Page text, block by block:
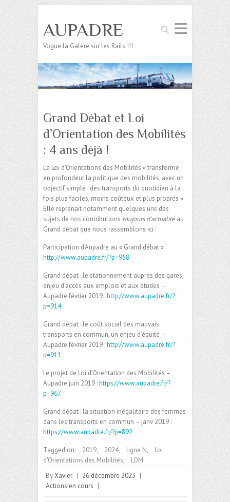
Search
AUPADRE
Vogue la Galère sur les Rails !!!
Grand Débat et Loi
d’Orientation des Mobilités
: 4 ans déjà !
La Loi d’Orientations des Mobilités « transforme
en profondeur la politique des mobilités, avec un
objectif simple : des transports du quotidien à la
fois plus faciles, moins coûteux et plus propres ».
Elle reprenait notamment quelques uns des
sujets de nos contributions toujours d’actualité au
Grand débat que nous rassemblons ici :
Participation d’Aupadre au « Grand débat » :
http://www.aupadre.fr/?p=958
Grand débat : le stationnement auprès des gares,
enjeu d’accès aux emplois et aux études –
Aupadre février 2019 :http://www.aupadre.fr/?
p=914
Grand débat : le coût social des mauvais
transports en commun, un enjeu d’équité –
Aupadre février 2019 :http://www.aupadre.fr/?
p=911
Le projet de Loi d’Orientation des Mobilités –
Aupadre juin 2019 :https://www.aupadre.fr/?
p=967
Grand débat : la situation inégalitaire des femmes
dans les transports en commun – janv 2019 :
https://www.aupadre.fr/?p=892
Tagged on: 2019, 2024, ligne N,
Loi
d'Orientations des Mobilités,
LOM
ByXavier | 26 décembre 2023 |
Actions en cours |